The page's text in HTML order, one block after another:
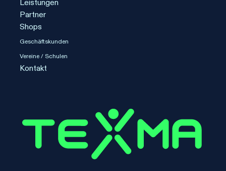
Leistungen
Partner
Shops
Geschäftskunden
Vereine / Schulen
Kontakt